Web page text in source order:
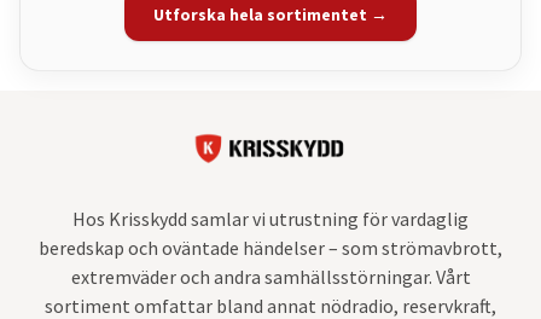
Utforska hela sortimentet →
Hos Krisskydd samlar vi utrustning för vardaglig
beredskap och oväntade händelser – som strömavbrott,
extremväder och andra samhällsstörningar. Vårt
sortiment omfattar bland annat nödradio, reservkraft,